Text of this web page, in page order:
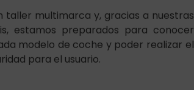
modelo de coche y poder realizar el
para el usuario.